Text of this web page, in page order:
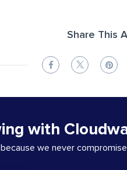
Share This
with
we never